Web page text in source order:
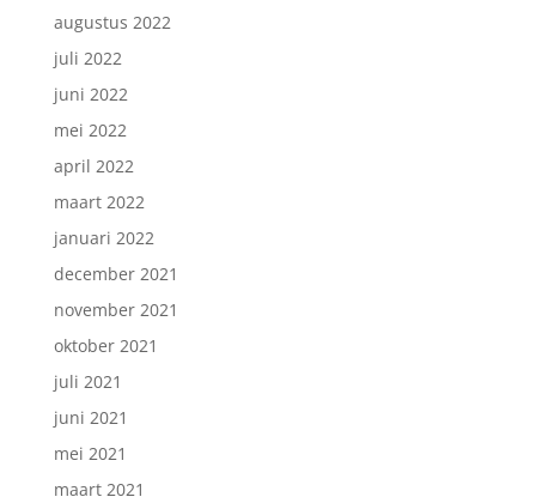
augustus 2022
juli 2022
juni 2022
mei 2022
april 2022
maart 2022
januari 2022
december 2021
november 2021
oktober 2021
juli 2021
juni 2021
mei 2021
maart 2021